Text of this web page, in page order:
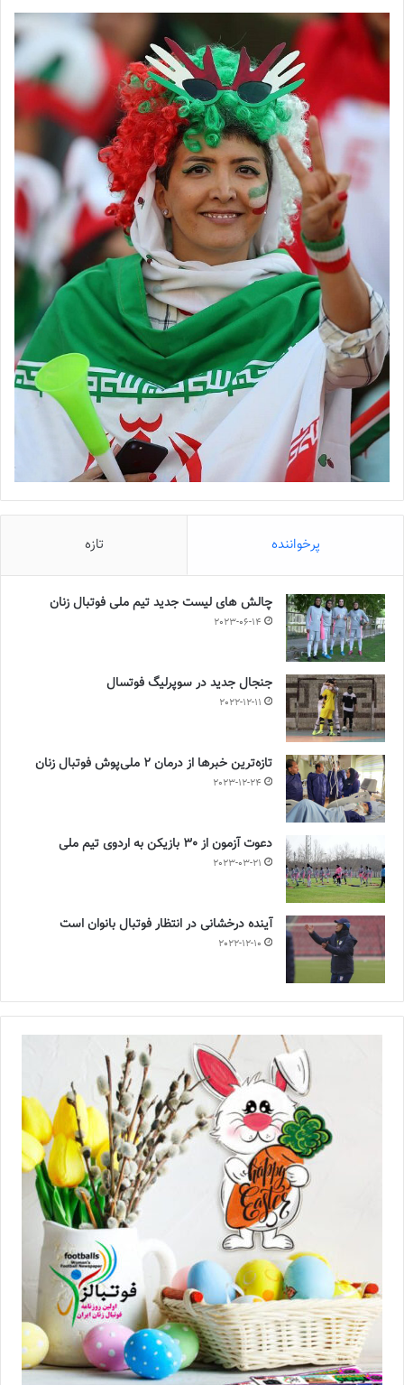
پرخواننده تازه
چالش هاى ليست جدید تيم ملى فوتبال زنان
2023-06-14
جنجال جدید در سوپرلیگ فوتسال
2022-12-11
تازه‌ترین خبرها از درمان ۲ ملی‌پوش فوتبال زنان
2023-12-24
دعوت آزمون از 30 بازیکن به اردوی تیم ملی
2023-03-21
آینده درخشانی در انتظار فوتبال بانوان است
2022-12-10